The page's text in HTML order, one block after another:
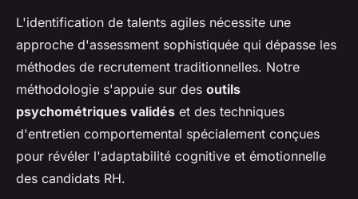
L'identification de talents agiles nécessite une
approche d'assessment sophistiquée qui dépasse les
méthodes de recrutement traditionnelles. Notre
méthodologie s'appuie sur des outils
psychométriques validés et des techniques
d'entretien comportemental spécialement conçues
pour révéler l'adaptabilité cognitive et émotionnelle
des candidats RH.